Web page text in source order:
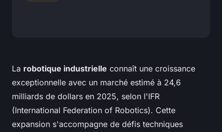
La robotique industrielle connaît une croissance
exceptionnelle avec un marché estimé à 24,6
milliards de dollars en 2025, selon l'IFR
(International Federation of Robotics). Cette
expansion s'accompagne de défis techniques